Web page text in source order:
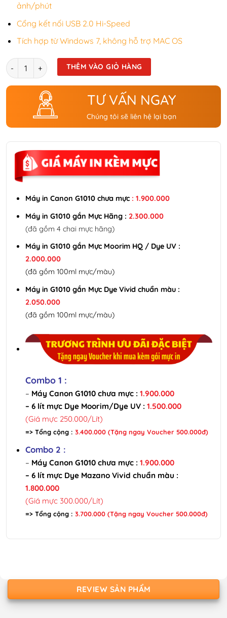
ảnh/phút
Cổng kết nối USB 2.0 Hi-Speed
Tích hợp từ Windows 7, không hỗ trợ MAC OS
Số lượng THÊM VÀO GIỎ HÀNG
TƯ VẤN NGAY
Chúng tôi sẽ liên hệ lại bạn
Máy in Canon G1010 chưa mực: 1.900.000
Máy in G1010 gắn Mực Hãng : 2.300.000
(đã gồm 4 chai mực hãng)
Máy in G1010 gắn Mực Moorim HQ / Dye UV :
2.000.000
(đã gồm 100ml mực/màu)
Máy in G1010 gắn Mực Dye Vivid chuẩn màu :
2.050.000
(đã gồm 100ml mực/màu)
Combo 1 :
– Máy Canon G1010 chưa mực : 1.900.000
– 6 lít mực Dye Moorim/Dye UV : 1.500.000
(Giá mực 250.000/Lít)
=> Tổng cộng : 3.400.000 (Tặng ngay Voucher 500.000đ)
Combo 2 :
– Máy Canon G1010 chưa mực : 1.900.000
– 6 lít mực Dye Mazano Vivid chuẩn màu :
1.800.000
(Giá mực 300.000/Lít)
=> Tổng cộng : 3.700.000 (Tặng ngay Voucher 500.000đ)
REVIEW SẢN PHẨM